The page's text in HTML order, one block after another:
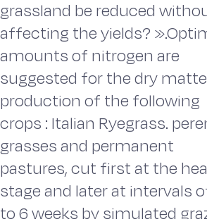
grassland be reduced
affecting the yields?
amounts of nitrogen are
suggested for the dry
production of the following
crops : Italian Ryegrass.
grasses and permanent
pastures, cut first at the
stage and later at intervals
to 6 weeks by simulated